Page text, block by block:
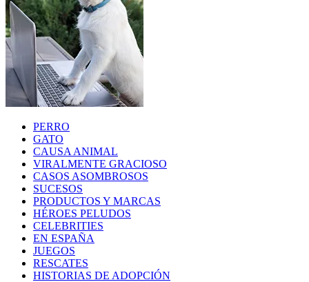
PERRO
GATO
CAUSA ANIMAL
VIRALMENTE GRACIOSO
CASOS ASOMBROSOS
SUCESOS
PRODUCTOS Y MARCAS
HÉROES PELUDOS
CELEBRITIES
EN ESPAÑA
JUEGOS
RESCATES
HISTORIAS DE ADOPCIÓN